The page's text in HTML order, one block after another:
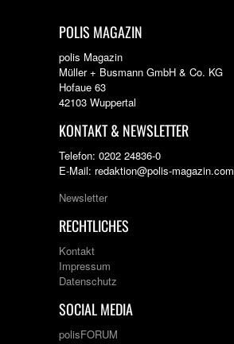
POLIS MAGAZIN
polis Magazin
Müller + Busmann GmbH & Co. KG
Hofaue 63
42103 Wuppertal
KONTAKT & NEWSLETTER
Telefon: 0202 24836-0
E-Mail: redaktion@polis-magazin.com
Newsletter
RECHTLICHES
Kontakt
Impressum
Datenschutz
SOCIAL MEDIA
polisFORUM